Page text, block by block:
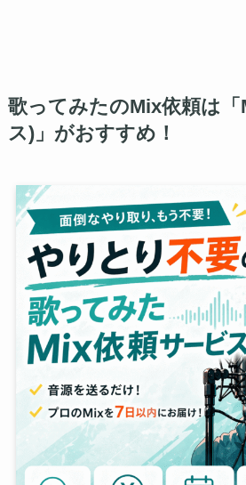
歌ってみたのMix依頼は
ス)」がおすすめ！